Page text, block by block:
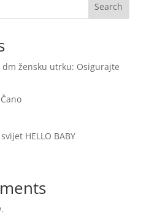
Search
žensku utrku: Osigurajte
HELLO BABY